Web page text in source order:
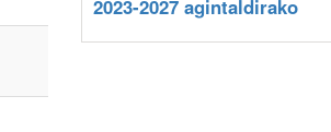
2023-2027 agintaldirako